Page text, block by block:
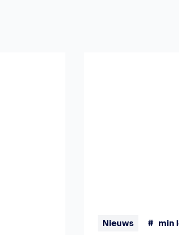
Nieuws # min